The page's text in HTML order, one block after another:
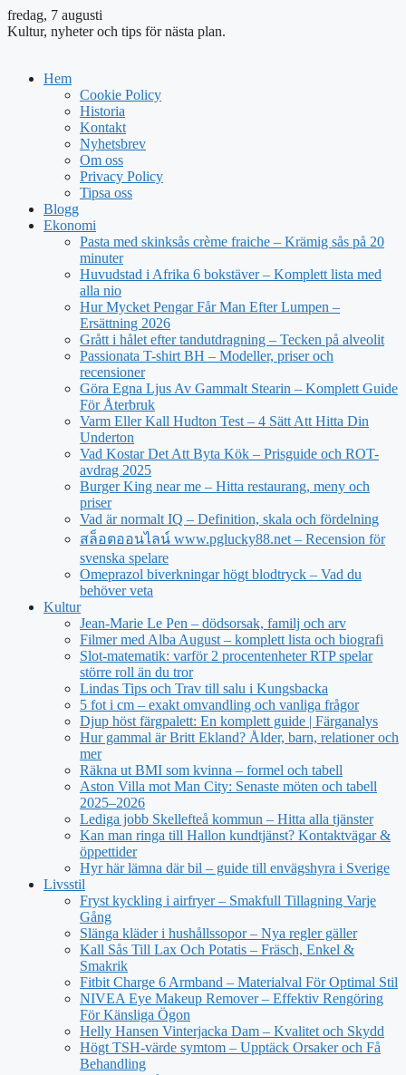
fredag, 7 augusti
Kultur, nyheter och tips för nästa plan.
Hem
Cookie Policy
Historia
Kontakt
Nyhetsbrev
Om oss
Privacy Policy
Tipsa oss
Blogg
Ekonomi
Pasta med skinksås crème fraiche – Krämig sås på 20
minuter
Huvudstad i Afrika 6 bokstäver – Komplett lista med
alla nio
Hur Mycket Pengar Får Man Efter Lumpen –
Ersättning 2026
Grått i hålet efter tandutdragning – Tecken på alveolit
Passionata T-shirt BH – Modeller, priser och
recensioner
Göra Egna Ljus Av Gammalt Stearin – Komplett Guide
För Återbruk
Varm Eller Kall Hudton Test – 4 Sätt Att Hitta Din
Underton
Vad Kostar Det Att Byta Kök – Prisguide och ROT-
avdrag 2025
Burger King near me – Hitta restaurang, meny och
priser
Vad är normalt IQ – Definition, skala och fördelning
สล็อตออนไลน์ www.pglucky88.net – Recension för
svenska spelare
Omeprazol biverkningar högt blodtryck – Vad du
behöver veta
Kultur
Jean‑Marie Le Pen – dödsorsak, familj och arv
Filmer med Alba August – komplett lista och biografi
Slot-matematik: varför 2 procentenheter RTP spelar
större roll än du tror
Lindas Tips och Trav till salu i Kungsbacka
5 fot i cm – exakt omvandling och vanliga frågor
Djup höst färgpalett: En komplett guide | Färganalys
Hur gammal är Britt Ekland? Ålder, barn, relationer och
mer
Räkna ut BMI som kvinna – formel och tabell
Aston Villa mot Man City: Senaste möten och tabell
2025–2026
Lediga jobb Skellefteå kommun – Hitta alla tjänster
Kan man ringa till Hallon kundtjänst? Kontaktvägar &
öppettider
Hyr här lämna där bil – guide till envägshyra i Sverige
Livsstil
Fryst kyckling i airfryer – Smakfull Tillagning Varje
Gång
Slänga kläder i hushållssopor – Nya regler gäller
Kall Sås Till Lax Och Potatis – Fräsch, Enkel &
Smakrik
Fitbit Charge 6 Armband – Materialval För Optimal Stil
NIVEA Eye Makeup Remover – Effektiv Rengöring
För Känsliga Ögon
Helly Hansen Vinterjacka Dam – Kvalitet och Skydd
Högt TSH-värde symtom – Upptäck Orsaker och Få
Behandling